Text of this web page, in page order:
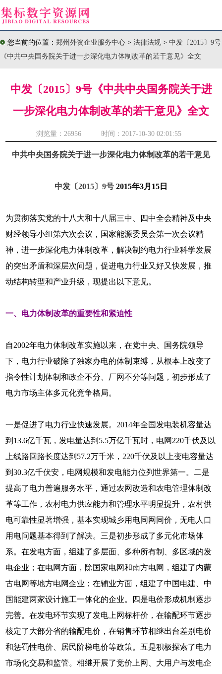
您当前的位置： 郑州外资企业服务中心 > 法律法规 > 中发〔2015〕9号
《中共中央国务院关于进一步深化电力体制改革的若干意见》全文
中发〔2015〕9号《中共中央国务院关于进
一步深化电力体制改革的若干意见》全文
浏览量： 26956 时间：2017-10-30 02:01:55
中共中央国务院关于进一步深化电力体制改革的若干意见
中发〔2015〕9号 2015年3月15日
为贯彻落实党的十八大和十八届三中、四中全会精神及中央
财经领导小组第六次会议，国家能源委员会第一次会议精
神，进一步深化电力体制改革，解决制约电力行业科学发展
的突出矛盾和深层次问题，促进电力行业又好又快发展，推
动结构转型和产业升级，现提出以下意见。
一、电力体制改革的重要性和紧迫性
自2002年电力体制改革实施以来，在党中央、国务院领导
下，电力行业破除了独家办电的体制束缚，从根本上改变了
指令性计划体制和政企不分、厂网不分等问题，初步形成了
电力市场主体多元化竞争格局。
一是促进了电力行业快速发展。2014年全国发电装机容量达
到13.6亿千瓦，发电量达到5.5万亿千瓦时，电网220千伏及以
上线路回路长度达到57.2万千米，220千伏及以上变电容量达
到30.3亿千伏安，电网规模和发电能力位列世界第一。二是
提高了电力普遍服务水平，通过农网改造和农电管理体制改
革等工作，农村电力供应能力和管理水平明显提升，农村供
电可靠性显著增强，基本实现城乡用电同网同价，无电人口
用电问题基本得到了解决。三是初步形成了多元化市场体
系。在发电方面，组建了多层面、多种所有制、多区域的发
电企业；在电网方面，除国家电网和南方电网，组建了内蒙
古电网等地方电网企业；在辅业方面，组建了中国电建、中
国能建两家设计施工一体化的企业。四是电价形成机制逐步
完善。在发电环节实现了发电上网标杆价，在输配环节逐步
核定了大部分省的输配电价，在销售环节相继出台差别电价
和惩罚性电价、居民阶梯电价等政策。五是积极探索了电力
市场化交易和监管。相继开展了竞价上网、大用户与发电企